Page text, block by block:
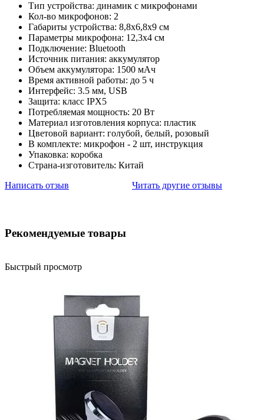
Тип устройства: динамик с микрофонами
Кол-во микрофонов: 2
Габариты устройства: 8,8х6,8х9 см
Параметры микрофона: 12,3х4 см
Подключение: Bluetooth
Источник питания: аккумулятор
Объем аккумулятора: 1500 мАч
Время активной работы: до 5 ч
Интерфейс: 3.5 мм, USB
Защита: класс IPX5
Потребляемая мощность: 20 Вт
Материал изготовления корпуса: пластик
Цветовой вариант: голубой, белый, розовый
В комплекте: микрофон - 2 шт, инструкция
Упаковка: коробка
Страна-изготовитель: Китай
Написать отзыв
Читать другие отзывы
Рекомендуемые товары
Быстрый просмотр